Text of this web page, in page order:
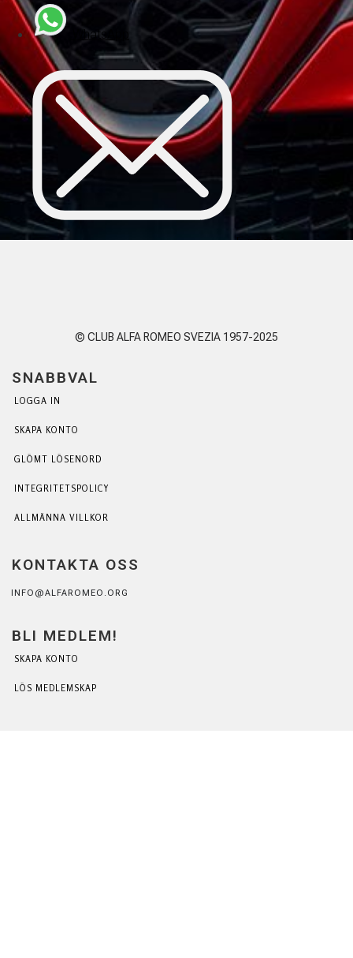
WhatsApp
E-post
© CLUB ALFA ROMEO SVEZIA 1957-2025
SNABBVAL
LOGGA IN
SKAPA KONTO
GLÖMT LÖSENORD
INTEGRITETSPOLICY
ALLMÄNNA VILLKOR
KONTAKTA OSS
INFO@ALFAROMEO.ORG
BLI MEDLEM!
SKAPA KONTO
LÖS MEDLEMSKAP